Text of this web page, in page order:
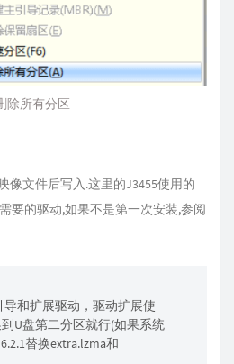
除所有分区
像文件后写入.这里的J3455使用的
要的驱动,如果不是第一次安装,参阅
导和扩展驱动，驱动扩展使
U盘第二分区就行(如果系统
替换extra.lzma和